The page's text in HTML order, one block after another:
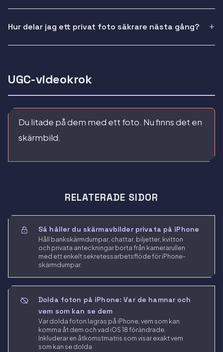
Hur delar jag ett privat foto säkrare nästa gång?
UGC-videokrok
Du litade på dem med ett foto. Nu finns det en
skärmbild.
RELATERADE SIDOR
Så håller du skärmavbilder privata på iPhone
Håll bankskärmdumpar, chattar, biljetter, kvitton
och privata anteckningar borta från kamerarullen
med ett enkelt sekretessarbetsflöde för iPhone-
skärmdumpar.
Dolda foton på iPhone: Var de hamnar och
vem som kan se dem
Var dolda foton lagras på iPhone, vem som kan
komma åt dem och vad iOS 18 förändrade.
Inkluderar en åtkomstmatris som visar exakt vem
som kan se dolda.